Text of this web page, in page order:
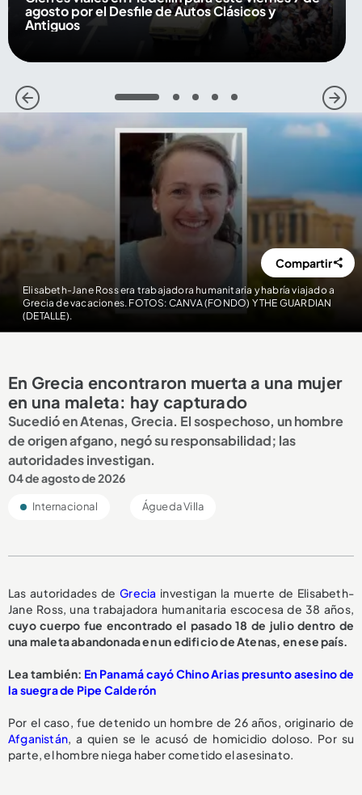
agosto por el Desfile de Autos Clásicos y
Antiguos
1 2 3 4 5
Elisabeth-Jane Ross era trabajadora humanitaria y habría viajado a
Grecia de vacaciones. FOTOS: CANVA (FONDO) Y THE GUARDIAN
(DETALLE).
Compartir
En Grecia encontraron muerta a una mujer
en una maleta: hay capturado
Sucedió en Atenas, Grecia. El sospechoso, un hombre
de origen afgano, negó su responsabilidad; las
autoridades investigan.
04 de agosto de 2026
Internacional Águeda Villa
Las autoridades deGrecia investigan la muerte de Elisabeth-
Jane Ross, una trabajadora humanitaria escocesa de 38 años,
cuyo cuerpo fue encontrado el pasado 18 de julio dentro de
una maleta abandonada en un edificio de Atenas, en ese país.
Lea también: En Panamá cayó Chino Arias presunto asesino de
la suegra de Pipe Calderón
Por el caso, fue detenido un hombre de 26 años, originario de
Afganistán, a quien se le acusó de homicidio doloso. Por su
parte, el hombre niega haber cometido el asesinato.